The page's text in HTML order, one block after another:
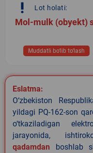
priority_high Lot holati:
Mol-mulk (obyekt)
Muddatli bo‘lib to‘lash
Eslatma:
O‘zbekiston
yildagi PQ-162-son
o‘tkaziladigan
jarayonida,
qadamdan boshlab